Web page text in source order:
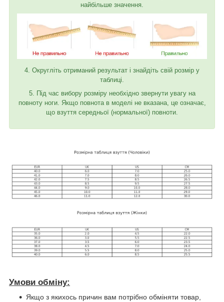
найбільше значення.
4. Округліть отриманий результат і знайдіть свій розмір у
таблиці.
5. Під час вибору розміру необхідно звернути увагу на
повноту ноги. Якщо повнота в моделі не вказана, це означає,
що взуття середньої (нормальної) повноти.
Умови обміну:
Якщо з якихось причин вам потрібно обміняти товар,